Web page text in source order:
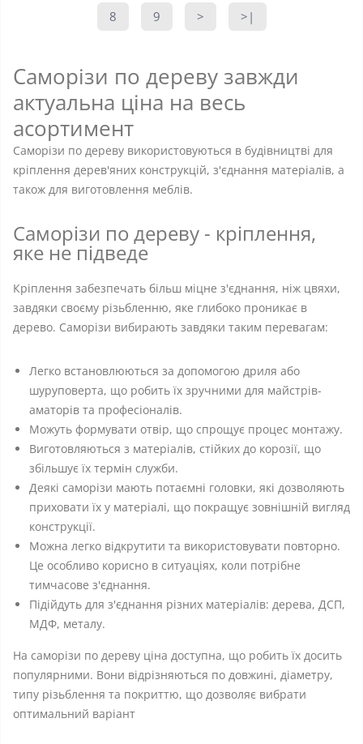
8 9 > >|
Саморізи по дереву завжди
актуальна ціна на весь
асортимент
Саморізи по дереву використовуються в будівництві для
кріплення дерев'яних конструкцій, з'єднання матеріалів, а
також для виготовлення меблів.
Саморізи по дереву - кріплення,
яке не підведе
Кріплення забезпечать більш міцне з'єднання, ніж цвяхи,
завдяки своєму різьбленню, яке глибоко проникає в
дерево. Саморізи вибирають завдяки таким перевагам:
Легко встановлюються за допомогою дриля або
шуруповерта, що робить їх зручними для майстрів-
аматорів та професіоналів.
Можуть формувати отвір, що спрощує процес монтажу.
Виготовляються з матеріалів, стійких до корозії, що
збільшує їх термін служби.
Деякі саморізи мають потаємні головки, які дозволяють
приховати їх у матеріалі, що покращує зовнішній вигляд
конструкції.
Можна легко відкрутити та використовувати повторно.
Це особливо корисно в ситуаціях, коли потрібне
тимчасове з'єднання.
Підійдуть для з'єднання різних матеріалів: дерева, ДСП,
МДФ, металу.
На саморізи по дереву ціна доступна, що робить їх досить
популярними. Вони відрізняються по довжині, діаметру,
типу різьблення та покриттю, що дозволяє вибрати
оптимальний варіант